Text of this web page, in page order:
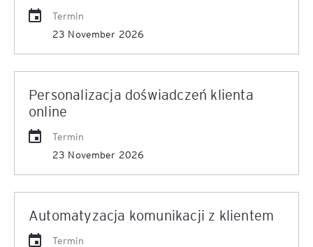
Termin
23 November 2026
Personalizacja doświadczeń klienta
online
Termin
23 November 2026
Automatyzacja komunikacji z klientem
Termin